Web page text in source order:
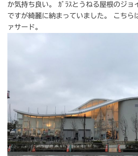
か気持ち良い。 ｶﾞﾗｽとうねる屋根のジョ
ですが綺麗に納まっていました。 こちら
ァサード。